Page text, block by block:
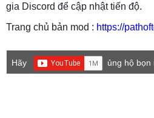
gia Discord để cập nhật tiến độ.
Trang chủ bản mod : https://
Hãy
ủng hộ bọn